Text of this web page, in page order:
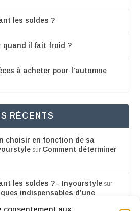
les soldes ?
quand il fait froid ?
à acheter pour l’automne
RÉCENTS
choisir en fonction de sa
sur Comment déterminer
les soldes ? - Inyourstyle sur
indispensables d’une